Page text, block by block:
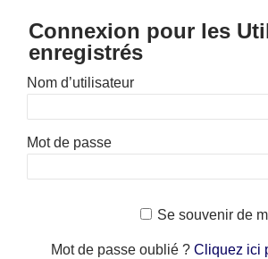
Connexion pour les
enregistrés
Nom d’utilisateur
Mot de passe
Se souvenir de
Mot de passe oublié ?Cliquez ici